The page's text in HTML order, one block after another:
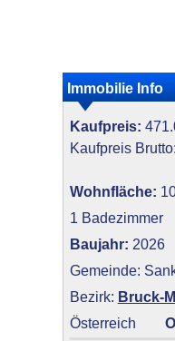
Immobilie Info
Kaufpreis:
Kaufpreis
Wohnfläche:
1 Badezimmer
Baujahr: 2026
Gemeinde:
Bezirk: Bruck-
Österreich